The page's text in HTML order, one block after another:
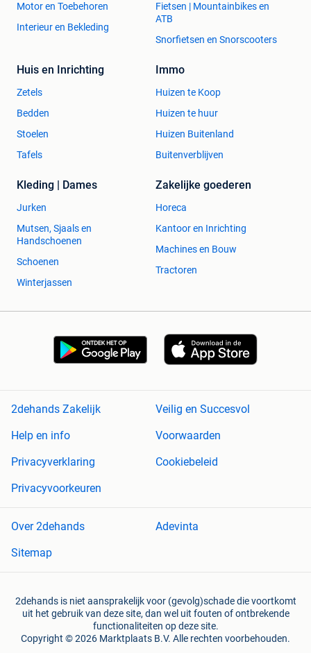
Motor en Toebehoren
Interieur en Bekleding
Fietsen | Mountainbikes en
ATB
Snorfietsen en Snorscooters
Huis en Inrichting
Zetels
Bedden
Stoelen
Tafels
Immo
Huizen te Koop
Huizen te huur
Huizen Buitenland
Buitenverblijven
Kleding | Dames
Jurken
Mutsen, Sjaals en
Handschoenen
Schoenen
Winterjassen
Zakelijke goederen
Horeca
Kantoor en Inrichting
Machines en Bouw
Tractoren
2dehands Zakelijk
Veilig en Succesvol
Help en info
Voorwaarden
Privacyverklaring
Cookiebeleid
Privacyvoorkeuren
Over 2dehands
Adevinta
Sitemap
2dehands is niet aansprakelijk voor (gevolg)schade die voortkomt
uit het gebruik van deze site, dan wel uit fouten of ontbrekende
functionaliteiten op deze site.
Copyright © 2026 Marktplaats B.V. Alle rechten voorbehouden.